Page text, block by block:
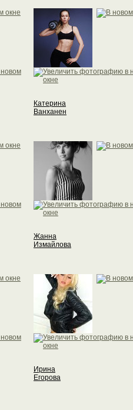
Катерина
Ванханен
Жанна
Измайлова
Ирина
Егорова